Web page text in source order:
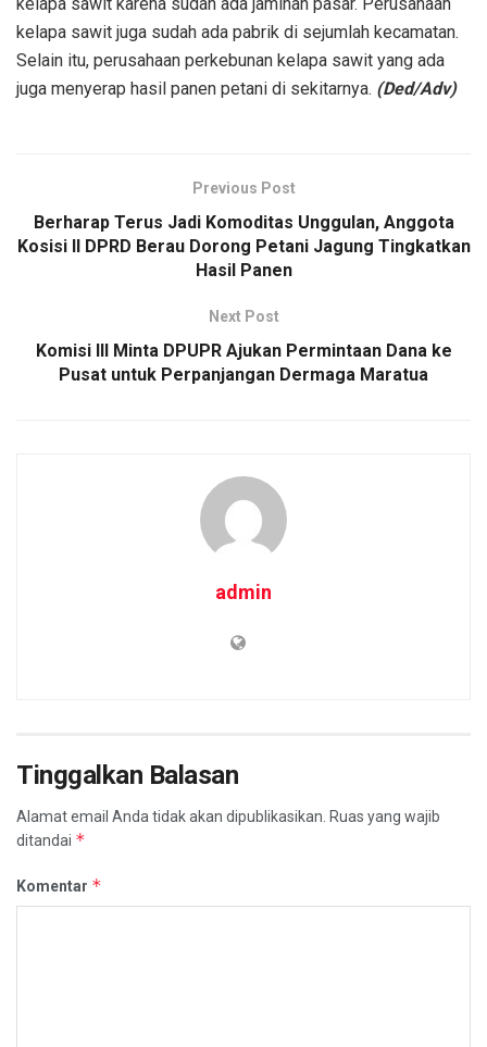
kelapa sawit juga sudah ada pabrik di sejumlah kecamatan.
Selain itu, perusahaan perkebunan kelapa sawit yang ada
juga menyerap hasil panen petani di sekitarnya. (Ded/Adv)
Previous Post
Berharap Terus Jadi Komoditas Unggulan, Anggota
Kosisi II DPRD Berau Dorong Petani Jagung Tingkatkan
Hasil Panen
Next Post
Komisi III Minta DPUPR Ajukan Permintaan Dana ke
Pusat untuk Perpanjangan Dermaga Maratua
admin
Tinggalkan Balasan
Alamat email Anda tidak akan dipublikasikan. Ruas yang wajib
ditandai *
Komentar *